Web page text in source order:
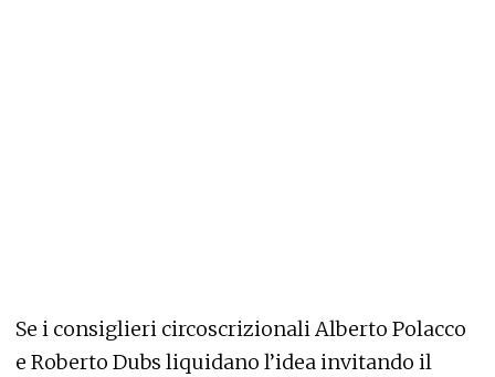
Se i consiglieri circoscrizionali Alberto Polacco
e Roberto Dubs liquidano l’idea invitando il